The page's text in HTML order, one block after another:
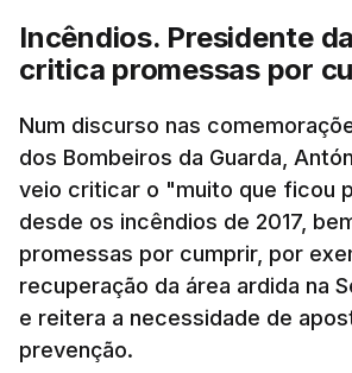
Incêndios. Presidente
critica promessas por
Num discurso nas
dos Bombeiros da Guarda,
veio criticar o "muito que ficou
desde os incêndios de 2017,
promessas por cumprir, por
recuperação da área ardida na
e reitera a necessidade de
prevenção.